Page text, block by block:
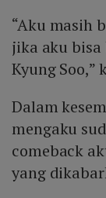
“Aku masih
jika aku
Kyung Soo,”
Dalam
mengaku
comeback
yang